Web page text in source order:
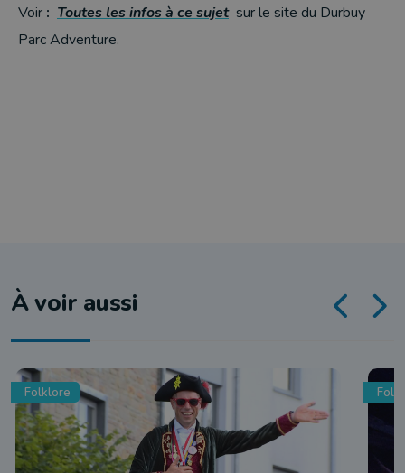
Voir : Toutes les infos à ce sujet sur le site du Durbuy
Parc Adventure.
À voir aussi
Folklore